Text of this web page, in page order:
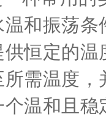
和振荡
恒定的
需温度
温和且